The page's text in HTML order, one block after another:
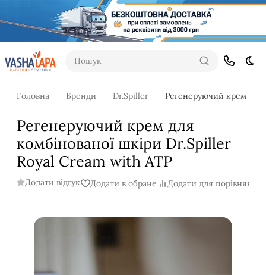
Пошук
Головна Бренди Dr.Spiller Регенеруючий крем для
Регенеруючий крем для
комбінованої шкіри Dr.Spiller
Royal Cream with ATP
Додати відгук Додати в обране Додати для порівняння